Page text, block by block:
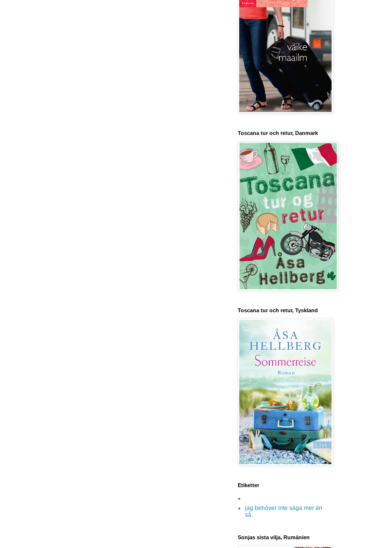
Toscana tur och retur, Danmark
Toscana tur och retur, Tyskland
Etiketter
jag behöver inte säga mer än
så.
Sonjas sista vilja, Rumänien